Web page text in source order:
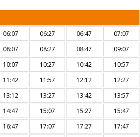
06:07 06:27 06:47
07:07
08:07 08:27 08:47
09:07
10:07 10:27 10:42
10:57
11:42 11:57 12:12
12:27
13:12 13:27 13:42
13:57
14:47 15:07 15:27
15:47
16:47 17:07 17:27
17:47